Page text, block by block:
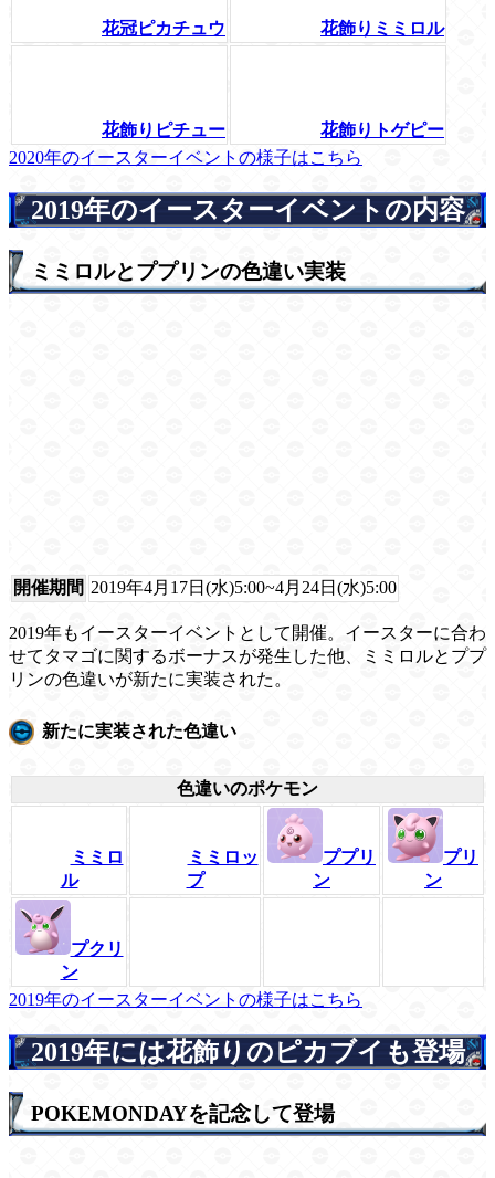
花冠ピカチュウ 花飾りミミロル
花飾りピチュー
花飾りトゲピー
2020年のイースターイベントの様子はこちら
2019年のイースターイベントの内容
ミミロルとププリンの色違い実装
開催期間 2019年4月17日(水)5:00~4月24日(水)5:00
2019年もイースターイベントとして開催。イースターに合わ
せてタマゴに関するボーナスが発生した他、ミミロルとププ
リンの色違いが新たに実装された。
新たに実装された色違い
色違いのポケモン
ミミロ
ル
ミミロッ
プ
ププリ
ン
プリ
ン
プクリ
ン
2019年のイースターイベントの様子はこちら
2019年には花飾りのピカブイも登場
POKEMONDAYを記念して登場